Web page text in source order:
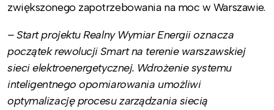
zwiększonego zapotrzebowania na moc w Warszawie.
– Start projektu Realny Wymiar Energii oznacza
początek rewolucji Smart na terenie warszawskiej
sieci elektroenergetycznej. Wdrożenie systemu
inteligentnego opomiarowania umożliwi
optymalizację procesu zarządzania siecią